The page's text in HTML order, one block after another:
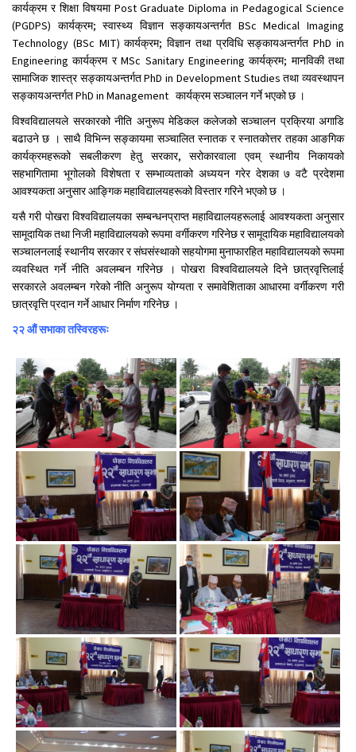
कार्यक्रम र शिक्षा विषयमा Post Graduate Diploma in Pedagogical Science
(PGDPS) कार्यक्रम; स्वास्थ्य विज्ञान सङ्कायअन्तर्गत BSc Medical Imaging
Technology (BSc MIT) कार्यक्रम; विज्ञान तथा प्रविधि सङ्कायअन्तर्गत PhD in
Engineering कार्यक्रम र MSc Sanitary Engineering कार्यक्रम; मानविकी तथा
सामाजिक शास्त्र सङ्कायअन्तर्गत PhD in Development Studies तथा व्यवस्थापन
सङ्कायअन्तर्गत PhD in Management कार्यक्रम सञ्चालन गर्ने भएको छ ।
विश्वविद्यालयले सरकारको नीति अनुरूप मेडिकल कलेजको सञ्चालन प्रक्रिया अगाडि
बढाउने छ । साथै विभिन्न सङ्कायमा सञ्चालित स्नातक र स्नातकोत्तर तहका आङगिक
कार्यक्रमहरूको सबलीकरण हेतु सरकार, सरोकारवाला एवम् स्थानीय निकायको
सहभागितामा भूगोलको विशेषता र सम्भाव्यताको अध्ययन गरेर देशका ७ वटै प्रदेशमा
आवश्यकता अनुसार आङ्गिक महाविद्यालयहरूको विस्तार गरिने भएको छ ।
यसै गरी पोखरा विश्वविद्यालयका सम्बन्धनप्राप्त महाविद्यालयहरूलाई आवश्यकता अनुसार
सामूदायिक तथा निजी महाविद्यालयको रूपमा वर्गीकरण गरिनेछ र सामूदायिक महाविद्यालयको
सञ्चालनलाई स्थानीय सरकार र संघसंस्थाको सहयोगमा मुनाफारहित महाविद्यालयको रूपमा
व्यवस्थित गर्ने नीति अवलम्बन गरिनेछ । पोखरा विश्वविद्यालयले दिने छात्रवृत्तिलाई
सरकारले अवलम्बन गरेको नीति अनुरूप योग्यता र समावेशिताका आधारमा वर्गीकरण गरी
छात्रवृत्ति प्रदान गर्ने आधार निर्माण गरिनेछ ।
२२ औं सभाका तस्विरहरूः